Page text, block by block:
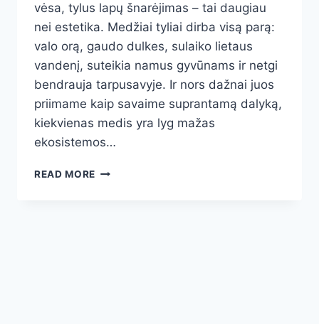
vėsa, tylus lapų šnarėjimas – tai daugiau
nei estetika. Medžiai tyliai dirba visą parą:
valo orą, gaudo dulkes, sulaiko lietaus
vandenį, suteikia namus gyvūnams ir netgi
bendrauja tarpusavyje. Ir nors dažnai juos
priimame kaip savaime suprantamą dalyką,
kiekvienas medis yra lyg mažas
ekosistemos…
READ MORE 25